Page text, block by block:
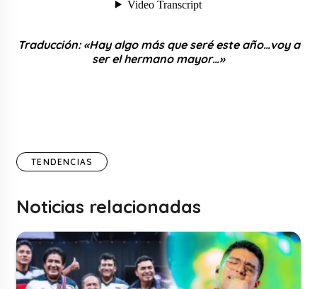
Traducción: «Hay algo más que seré este año…voy a
ser el hermano mayor…»
TENDENCIAS
Noticias relacionadas